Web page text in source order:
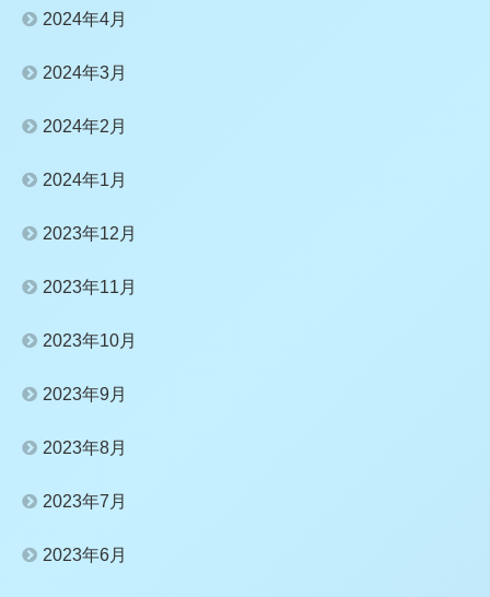
2024年4月
2024年3月
2024年2月
2024年1月
2023年12月
2023年11月
2023年10月
2023年9月
2023年8月
2023年7月
2023年6月